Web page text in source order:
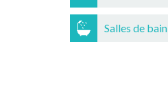
Salles de bain